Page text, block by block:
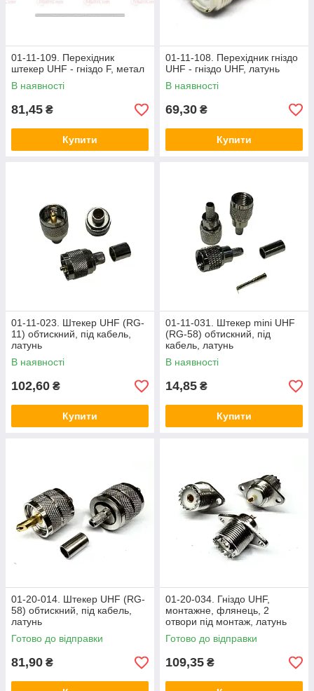
01-11-109. Перехідник
штекер UHF - гніздо F, метал
В наявності
81,45 ₴
Купити
01-11-108. Перехідник гніздо
UHF - гніздо UHF, латунь
В наявності
69,30 ₴
Купити
01-11-023. Штекер UHF (RG-
11) обтискний, під кабель,
латунь
В наявності
102,60 ₴
Купити
01-11-031. Штекер mini UHF
(RG-58) обтискний, під
кабель, латунь
В наявності
14,85 ₴
Купити
01-20-014. Штекер UHF (RG-
58) обтискний, під кабель,
латунь
Готово до відправки
81,90 ₴
01-20-034. Гніздо UHF,
монтажне, флянець, 2
отвори під монтаж, латунь
Готово до відправки
109,35 ₴